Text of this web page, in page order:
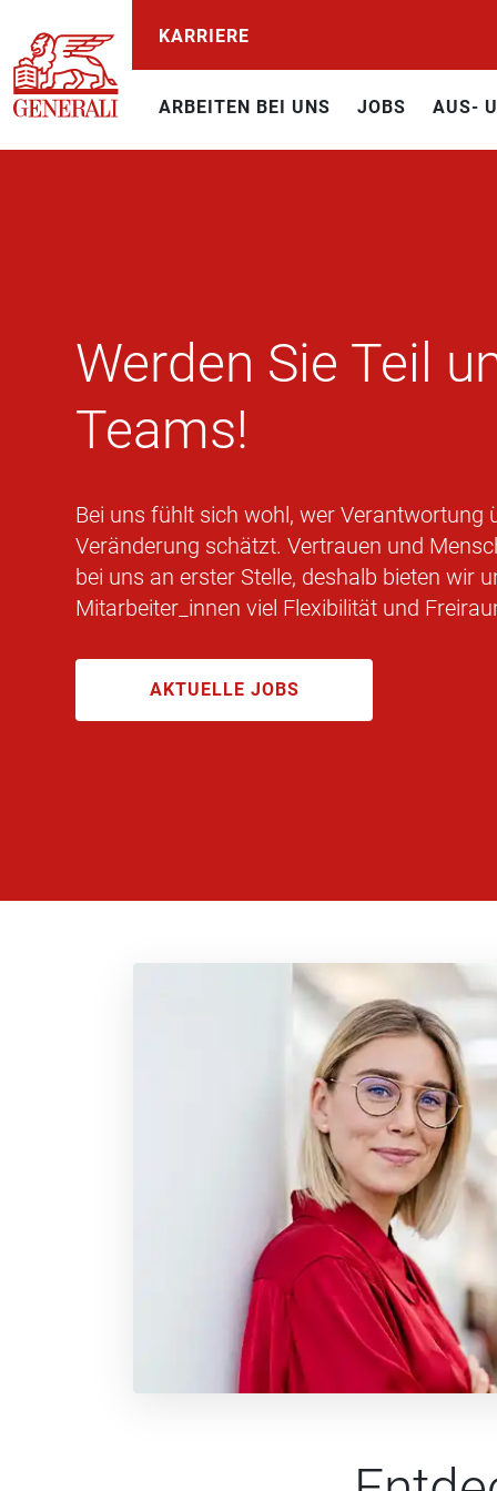
KARRIERE
ARBEITEN BEI UNS JOBS AUS-
Werden Sie Teil
Teams!
Bei uns fühlt sich wohl, wer Verantwortung
Veränderung schätzt. Vertrauen und
bei uns an erster Stelle, deshalb bieten wir
Mitarbeiter_innen viel Flexibilität und
AKTUELLE JOBS